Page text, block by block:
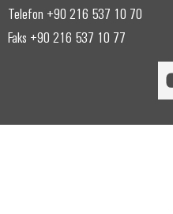
Telefon +90 216 537 10 70
Faks +90 216 537 10 77